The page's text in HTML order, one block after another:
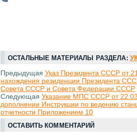
ОСТАЛЬНЫЕ МАТЕРИАЛЫ РАЗДЕЛА:
Предыдущая Указ Президента СССР от
нахождения резиденции Президента
Совета СССР и Совета Федерации СССР
Следующая Указание МПС СССР от
дополнении Инструкции по ведению
отчетности Приложением 10
ОСТАВИТЬ КОММЕНТАРИЙ